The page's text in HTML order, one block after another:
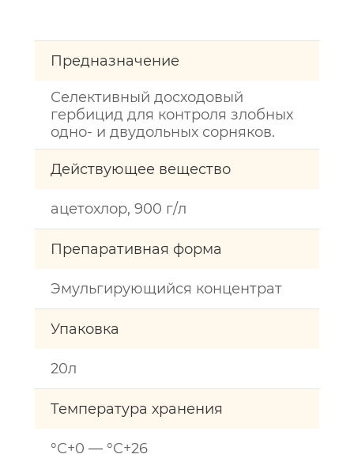
Предназначение
Селективный досходовый
гербицид для контроля злобных
одно- и двудольных сорняков.
Действующее вещество
ацетохлор, 900 г/л
Препаративная форма
Эмульгирующийся концентрат
Упаковка
20л
Температура хранения
°С+0 — °С+26